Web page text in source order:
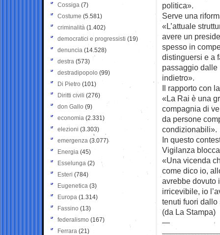
politica».
Serve una
«L’attuale
avere un
spesso in
distinguersi e a
passaggio dalle
indietro».
Il rapporto con
«La Rai è una
compagnia di
da persone
condizionabili».
In questo
Vigilanza
«Una vicenda
come dico io,
avrebbe dovuto
irricevibile, io
tenuti fuori
(da La Stampa)
—
Cossiga (7)
Costume (5.581)
criminalità (1.402)
democratici e progressisti (19)
denuncia (14.528)
destra (573)
destradipopolo (99)
Di Pietro (101)
Diritti civili (276)
don Gallo (9)
economia (2.331)
elezioni (3.303)
emergenza (3.077)
Energia (45)
Esselunga (2)
Esteri (784)
Eugenetica (3)
Europa (1.314)
Fassino (13)
federalismo (167)
Ferrara (21)